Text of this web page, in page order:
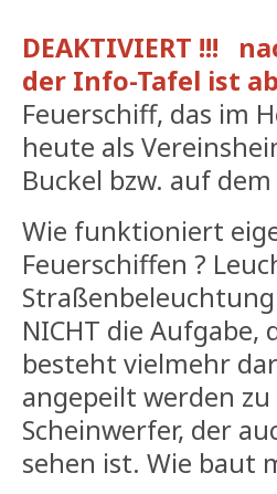
DEAKTIVIERT !!!
der Info-Tafel ist
Feuerschiff, das im
heute als
Buckel bzw. auf
Wie funktioniert
Feuerschiffen ?
NICHT die Aufgabe,
besteht vielmehr
angepeilt werden
Scheinwerfer, der
sehen ist. Wie baut